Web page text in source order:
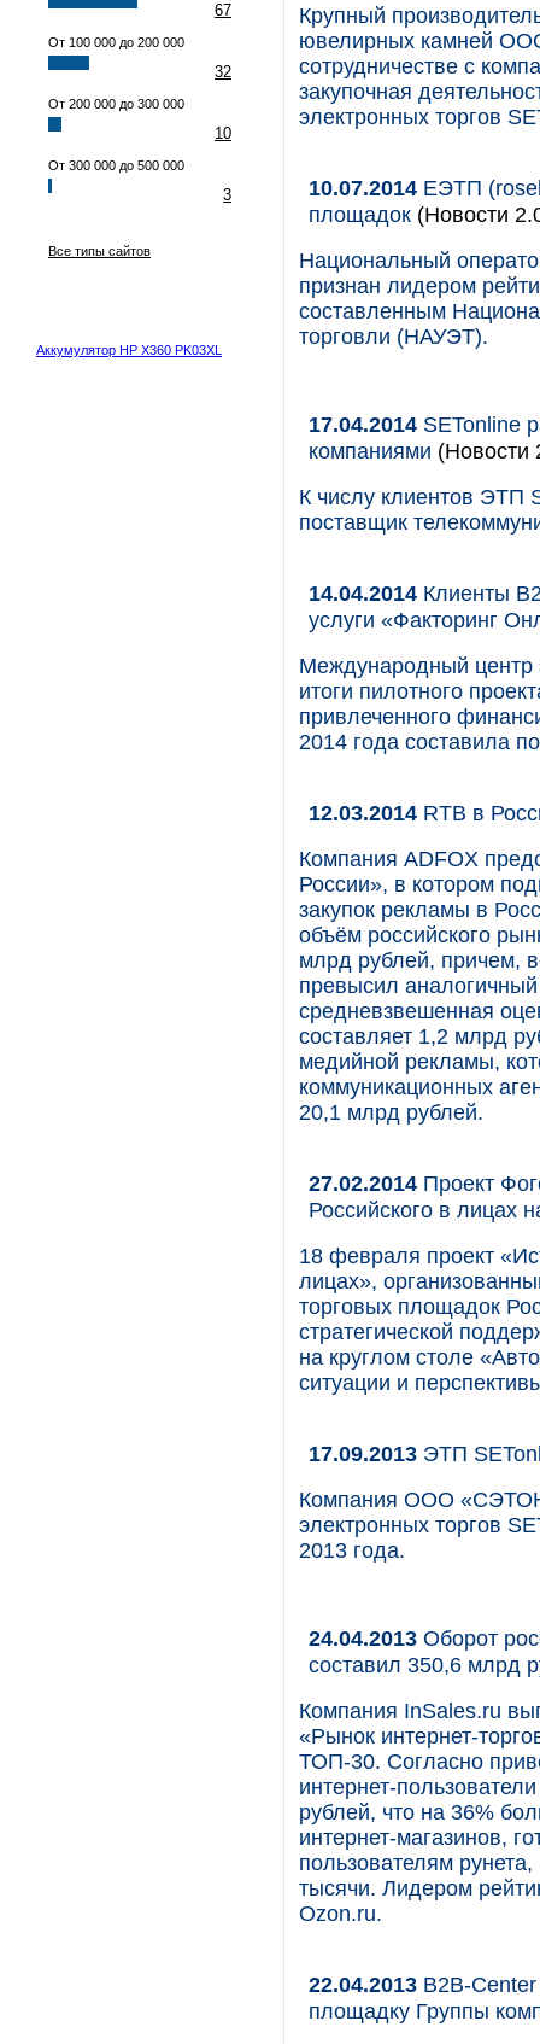
67
От 100 000 до 200 000
32
От 200 000 до 300 000
10
От 300 000 до 500 000
3
Все типы сайтов
Аккумулятор HP X360 PK03XL
Крупный
ювелирных камней
сотрудничестве с
закупочная
электронных торгов
10.07.2014 ЕЭТП
площадок (Новости
Национальный
признан лидером
составленным
торговли (НАУЭТ).
17.04.2014 SETonline
компаниями (Новости
К числу клиентов ЭТП
поставщик
14.04.2014 Клиенты
услуги «Факторинг
Международный центр
итоги пилотного
привлеченного
2014 года составила
12.03.2014 RTB в
Компания ADFOX
России», в котором
закупок рекламы в
объём российского
млрд рублей, причем,
превысил
средневзвешенная
составляет 1,2 млрд
медийной рекламы,
коммуникационных
20,1 млрд рублей.
27.02.2014 Проект
Российского в лицах
18 февраля проект
лицах»,
торговых площадок
стратегической
на круглом столе
ситуации и
17.09.2013 ЭТП
Компания ООО
электронных торгов
2013 года.
24.04.2013 Оборот
составил 350,6 млрд
Компания InSales.ru
«Рынок интернет-
ТОП-30. Согласно
интернет-
рублей, что на 36%
интернет-магазинов,
пользователям
тысячи. Лидером
Ozon.ru.
22.04.2013 B2B-
площадку Группы